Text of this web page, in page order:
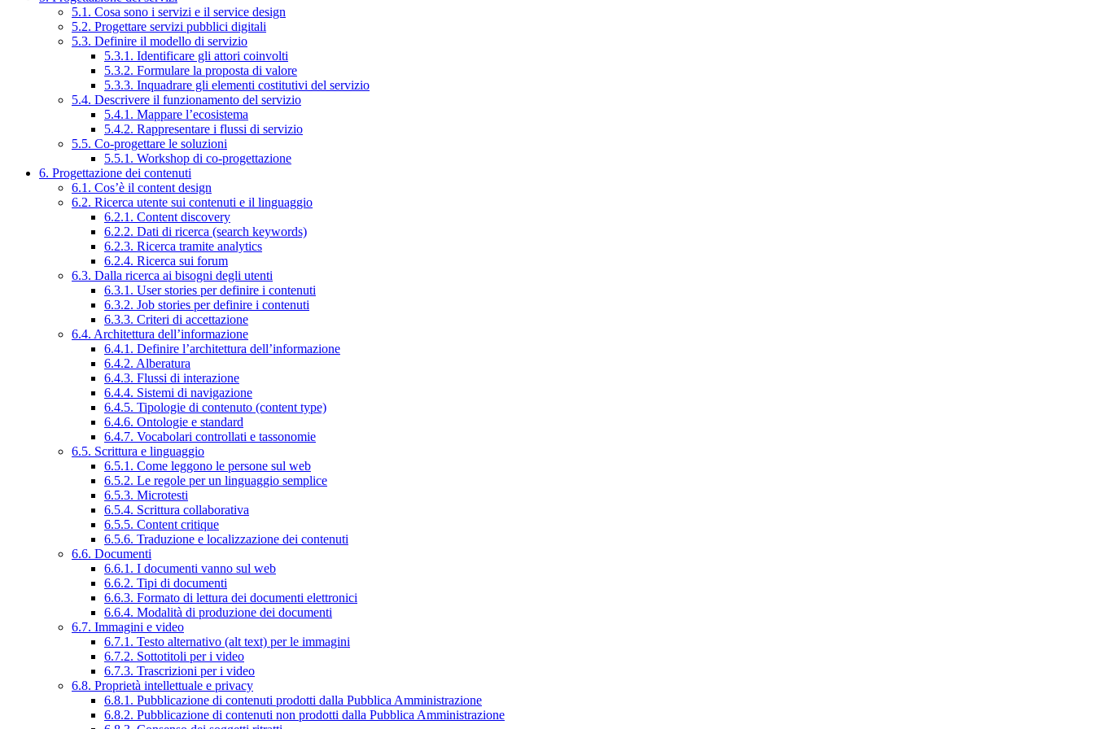
5.1. Cosa sono i servizi e il service design
5.2. Progettare servizi pubblici digitali
5.3. Definire il modello di servizio
5.3.1. Identificare gli attori coinvolti
5.3.2. Formulare la proposta di valore
5.3.3. Inquadrare gli elementi costitutivi del servizio
5.4. Descrivere il funzionamento del servizio
5.4.1. Mappare l’ecosistema
5.4.2. Rappresentare i flussi di servizio
5.5. Co-progettare le soluzioni
5.5.1. Workshop di co-progettazione
6. Progettazione dei contenuti
6.1. Cos’è il content design
6.2. Ricerca utente sui contenuti e il linguaggio
6.2.1. Content discovery
6.2.2. Dati di ricerca (search keywords)
6.2.3. Ricerca tramite analytics
6.2.4. Ricerca sui forum
6.3. Dalla ricerca ai bisogni degli utenti
6.3.1. User stories per definire i contenuti
6.3.2. Job stories per definire i contenuti
6.3.3. Criteri di accettazione
6.4. Architettura dell’informazione
6.4.1. Definire l’architettura dell’informazione
6.4.2. Alberatura
6.4.3. Flussi di interazione
6.4.4. Sistemi di navigazione
6.4.5. Tipologie di contenuto (content type)
6.4.6. Ontologie e standard
6.4.7. Vocabolari controllati e tassonomie
6.5. Scrittura e linguaggio
6.5.1. Come leggono le persone sul web
6.5.2. Le regole per un linguaggio semplice
6.5.3. Microtesti
6.5.4. Scrittura collaborativa
6.5.5. Content critique
6.5.6. Traduzione e localizzazione dei contenuti
6.6. Documenti
6.6.1. I documenti vanno sul web
6.6.2. Tipi di documenti
6.6.3. Formato di lettura dei documenti elettronici
6.6.4. Modalità di produzione dei documenti
6.7. Immagini e video
6.7.1. Testo alternativo (alt text) per le immagini
6.7.2. Sottotitoli per i video
6.7.3. Trascrizioni per i video
6.8. Proprietà intellettuale e privacy
6.8.1. Pubblicazione di contenuti prodotti dalla Pubblica Amministrazione
6.8.2. Pubblicazione di contenuti non prodotti dalla Pubblica Amministrazione